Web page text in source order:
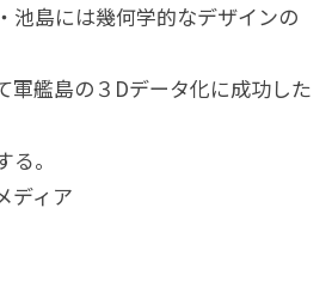
池島には幾何学的なデザインの
軍艦島の３Dデータ化に成功した
。
ディア